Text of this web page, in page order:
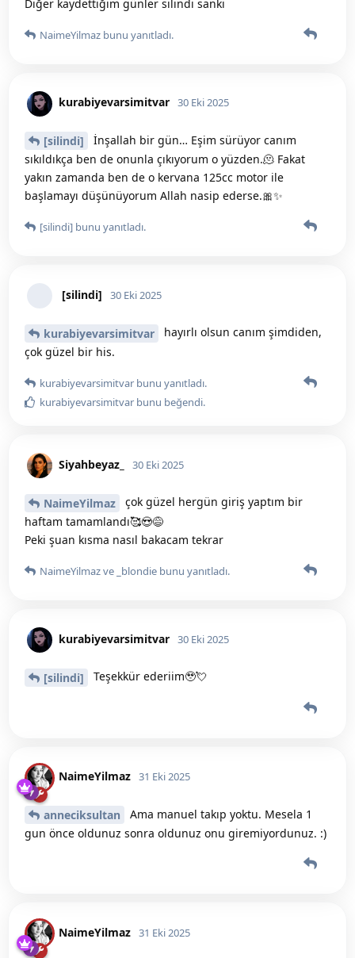
Diğer kaydettiğim günler silindi sanki
NaimeYilmaz bunu yanıtladı.
kurabiyevarsimitvar 30 Eki 2025
[silindi]
İnşallah bir gün… Eşim sürüyor canım
sıkıldıkça ben de onunla çıkıyorum o yüzden.🫠 Fakat
yakın zamanda ben de o kervana 125cc motor ile
başlamayı düşünüyorum Allah nasip ederse.🎀✨️
[silindi] bunu yanıtladı.
[silindi] 30 Eki 2025
kurabiyevarsimitvar
hayırlı olsun canım şimdiden,
çok güzel bir his.
kurabiyevarsimitvar bunu yanıtladı.
kurabiyevarsimitvar bunu beğendi.
Siyahbeyaz_ 30 Eki 2025
NaimeYilmaz
çok güzel hergün giriş yaptım bir
haftam tamamlandı🥰😍😅
Peki şuan kısma nasıl bakacam tekrar
NaimeYilmazve _blondie bunu yanıtladı.
kurabiyevarsimitvar 30 Eki 2025
[silindi] Teşekkür ederiim🥹💘
NaimeYilmaz 31 Eki 2025
anneciksultan
Ama manuel takıp yoktu. Mesela 1
gun önce oldunuz sonra oldunuz onu giremiyordunuz. :)
NaimeYilmaz 31 Eki 2025